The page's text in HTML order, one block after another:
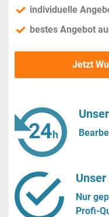
individuelle
bestes Angebot
Jetzt
Nur
Profi-